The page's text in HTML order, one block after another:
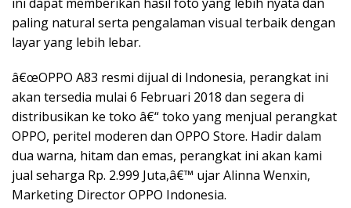
paling natural serta pengalaman visual terbaik dengan
layar yang lebih lebar.
â€œOPPO A83 resmi dijual di Indonesia, perangkat ini
akan tersedia mulai 6 Februari 2018 dan segera di
distribusikan ke toko â€“ toko yang menjual perangkat
OPPO, peritel moderen dan OPPO Store. Hadir dalam
dua warna, hitam dan emas, perangkat ini akan kami
jual seharga Rp. 2.999 Juta,â€™ ujar Alinna Wenxin,
Marketing Director OPPO Indonesia.